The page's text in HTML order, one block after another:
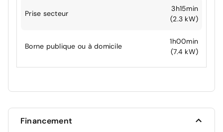
Prise secteur
3h15min
(2.3 kW)
Borne publique ou à domicile
1h00min
(7.4 kW)
Financement